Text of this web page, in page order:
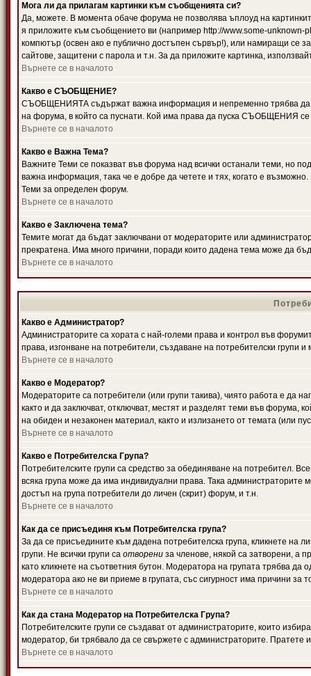
Мога ли да прилагам картинки към съобщенията си?
Да, можете. В момента обаче форума не позволява ъплоуд на
я приложите към съобщението ви (например http://www.some-
компютър (освен ако е публично достъпен сървър!), или намиращи се
сайтове, защитени с парола и т.н. За да приложите картинка,
Върнете се в началото
Какво е СЪОБЩЕНИЕ?
СЪОБЩЕНИЯТА съдържат важна информация и непременно трябва да
на форума, в който са пуснати. Кой има права да пуска СЪОБЩЕНИЯ се
Върнете се в началото
Какво е Важна Тема?
Важните Теми се показват във форума над всички останали теми,
важна информация, така че е добре да четете и тях, когато е
Теми за определен форум.
Върнете се в началото
Какво е Заключена тема?
Темите могат да бъдат заключвани от модераторите или
прекратена. Има много причини, поради които дадена тема може да
Върнете се в началото
Какво е Администратор?
Администраторите са хората с най-големи права и контрол във
права, изгонване на потребители, създаване на потребителски групи
Върнете се в началото
Какво е Модератор?
Модераторите са потребители (или групи такива), чиято работа е да
както и да заключват, отключват, местят и разделят теми във форума,
на обиден и незаконен материал, както и излизането от темата (или
Върнете се в началото
Какво е Потребителска Група?
Потребителските групи са средство за обединяване на потребител.
всяка група може да има индивидуални права. Така
достъп на група потребители до личен (скрит) форум, и т.н.
Върнете се в началото
Как да се присъединя към Потребителска група?
За да се присъедините към дадена потребителска група, кликнете на
групи. Не всички групи са отворени за членове, някой са затворени, а
като кликнете на съответния бутон. Модератора на групата трябва
модератора ако не ви приеме в групата, със сигурност има причини за
Върнете се в началото
Как да стана Модератор на Потребителска Група?
Потребителските групи се създават от администраторите, които
модератор, би трябвало да се свържете с администраторите.
Върнете се в началото